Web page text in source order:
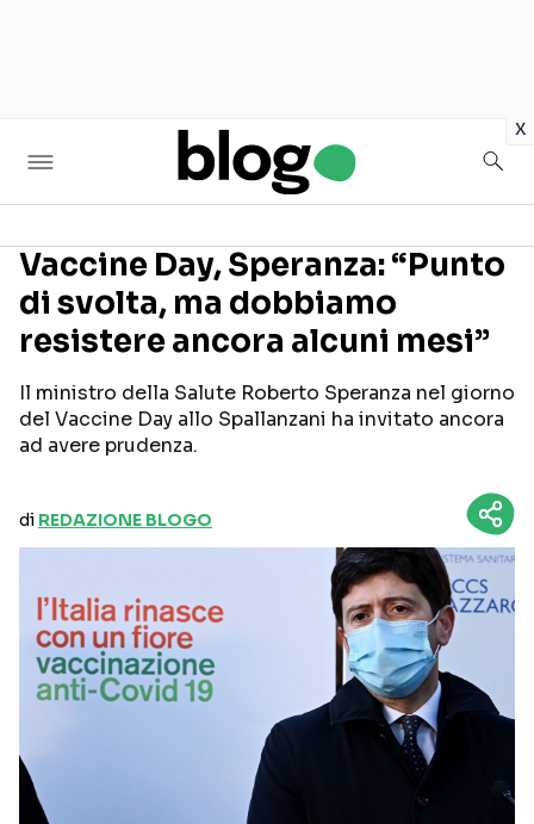
x
Seguici sui social
Vaccine Day, Speranza: “Punto
di svolta, ma dobbiamo
resistere ancora alcuni mesi”
Il ministro della Salute Roberto Speranza nel giorno
del Vaccine Day allo Spallanzani ha invitato ancora
ad avere prudenza.
di REDAZIONE BLOGO